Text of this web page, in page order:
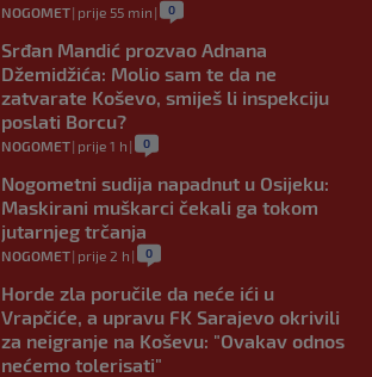
NOGOMET| prije 55 min | 0
Srđan Mandić prozvao Adnana
Džemidžića: Molio sam te da ne
zatvarate Koševo, smiješ li inspekciju
poslati Borcu?
NOGOMET| prije 1 h | 0
Nogometni sudija napadnut u Osijeku:
Maskirani muškarci čekali ga tokom
jutarnjeg trčanja
NOGOMET| prije 2 h | 0
Horde zla poručile da neće ići u
Vrapčiće, a upravu FK Sarajevo okrivili
za neigranje na Koševu: "Ovakav odnos
nećemo tolerisati"